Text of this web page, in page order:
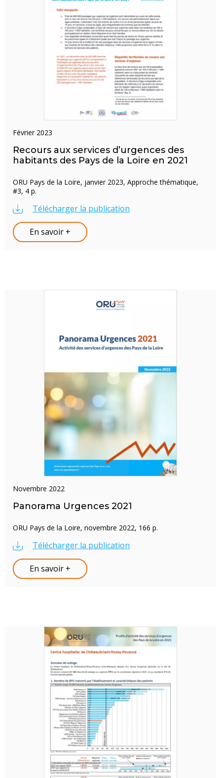
février 2023
Recours aux services d’urgences des
habitants des Pays de la Loire en 2021
ORU Pays de la Loire, janvier 2023, Approche thématique,
#3, 4 p.
Télécharger la publication
En savoir +
novembre 2022
Panorama Urgences 2021
ORU Pays de la Loire, novembre 2022, 166 p.
Télécharger la publication
En savoir +